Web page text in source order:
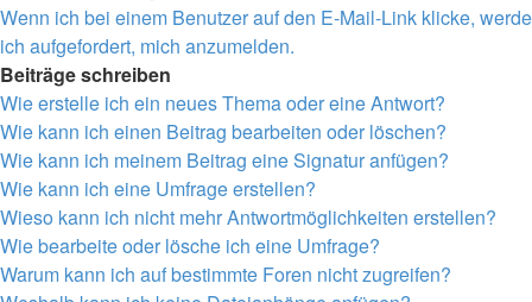
Wenn ich bei einem Benutzer auf den E-Mail-Link klicke, werde
ich aufgefordert, mich anzumelden.
Beiträge schreiben
Wie erstelle ich ein neues Thema oder eine Antwort?
Wie kann ich einen Beitrag bearbeiten oder löschen?
Wie kann ich meinem Beitrag eine Signatur anfügen?
Wie kann ich eine Umfrage erstellen?
Wieso kann ich nicht mehr Antwortmöglichkeiten erstellen?
Wie bearbeite oder lösche ich eine Umfrage?
Warum kann ich auf bestimmte Foren nicht zugreifen?